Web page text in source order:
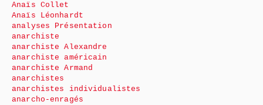
Anaïs Collet
Anaïs Léonhardt
analyses Présentation
anarchiste
anarchiste Alexandre
anarchiste américain
anarchiste Armand
anarchistes
anarchistes individualistes
anarcho-enragés